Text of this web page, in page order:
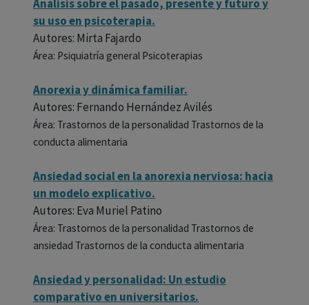
Análisis sobre el pasado, presente y futuro y
su uso en psicoterapia.
Autores: Mirta Fajardo
Área: Psiquiatría general Psicoterapias
Anorexia y dinámica familiar.
Autores: Fernando Hernández Avilés
Área: Trastornos de la personalidad Trastornos de la
conducta alimentaria
Ansiedad social en la anorexia nerviosa: hacia
un modelo explicativo.
Autores: Eva Muriel Patino
Área: Trastornos de la personalidad Trastornos de
ansiedad Trastornos de la conducta alimentaria
Ansiedad y personalidad: Un estudio
comparativo en universitarios.